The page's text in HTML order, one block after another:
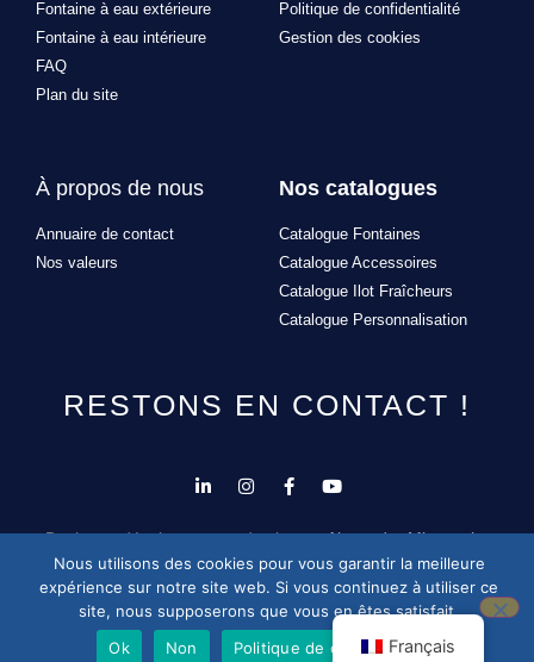
Fontaine à eau extérieure
Fontaine à eau intérieure
FAQ
Plan du site
Politique de confidentialité
Gestion des cookies
À propos de nous
Annuaire de contact
Nos valeurs
Nos catalogues
Catalogue Fontaines
Catalogue Accessoires
Catalogue Ilot Fraîcheurs
Catalogue Personnalisation
RESTONS EN CONTACT !
Design et développement du site parAlexandre Missonnier
Français
Nous utilisons des cookies pour vous garantir la meilleure
expérience sur notre site web. Si vous continuez à utiliser ce
site, nous supposerons que vous en êtes satisfait.
Ok
Non Politique de confidentialité